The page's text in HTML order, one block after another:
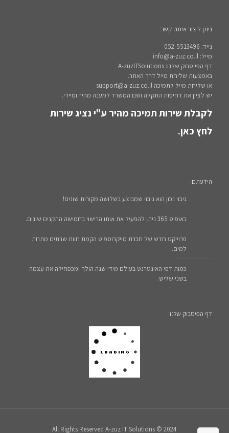
ניתן ליצור איתנו קשר:
נייד: 052-5513496
מייל: info@a-zuz.co.il
דף הפייסבוק שלנו: A-zuzITSolutions
באמצעות שליחת מייל דרך האתר.
או שליחת מייל לתמיכה support@a-zuz.co.il
יש לציין את דחיפות התקלה ושם המשרד למענה מהיר ומיידי.
לקבלת שירות תמיכה מהיר ע"י נציג שירות
לחץ כאן.
הידעתם:
גיבוי נכון הוא גיבוי שמבוצע בשלושה מקורות שונים!
באופיס 365 ניתן להפעיל את אותו הרישוי בחמישה התקנים שונים.
פרוייקט חדש של חברת מייקרוספוט הקמת חוות שרתים מתחת
למים.
כמות דפי האינטרנט בעולם מידי שנה הולך ומכפחילה את עצמה
בשני שליש.
דף הפיסבוק שלנו:
All Rights Reserved A-zuz IT Solutions © 2024